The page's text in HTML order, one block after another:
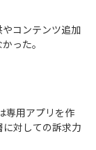
コンテンツ追加
った。
専用アプリを作
対しての訴求力